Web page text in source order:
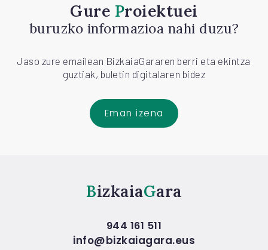
Gure Proiektuei
buruzko informazioa nahi duzu?
Jaso zure emailean BizkaiaGararen berri eta ekintza
guztiak, buletin digitalaren bidez
Eman izena
Bizkaia Gara
944 161 511
info@bizkaiagara.eus